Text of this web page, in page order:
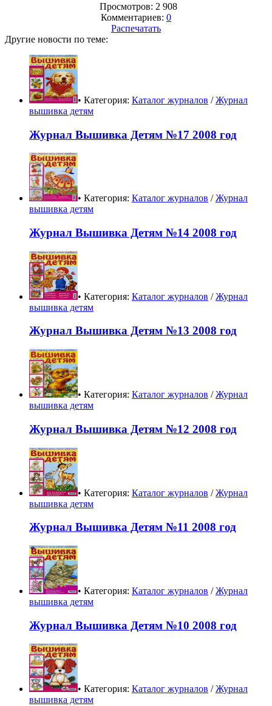
Просмотров: 2 908
Комментариев: 0
Распечатать
Другие новости по теме:
• Категория: Каталог журналов /Журнал
вышивка детям
Журнал Вышивка Детям №17 2008 год
• Категория: Каталог журналов /Журнал
вышивка детям
Журнал Вышивка Детям №14 2008 год
• Категория: Каталог журналов /Журнал
вышивка детям
Журнал Вышивка Детям №13 2008 год
• Категория: Каталог журналов /Журнал
вышивка детям
Журнал Вышивка Детям №12 2008 год
• Категория: Каталог журналов /Журнал
вышивка детям
Журнал Вышивка Детям №11 2008 год
• Категория: Каталог журналов /Журнал
вышивка детям
Журнал Вышивка Детям №10 2008 год
• Категория: Каталог журналов /Журнал
вышивка детям